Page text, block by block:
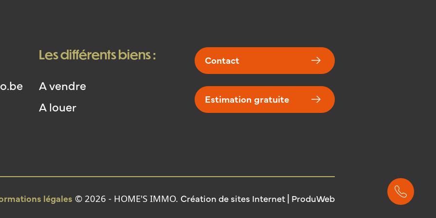
info@homes-immo.be !
Les différents biens :
A vendre
A louer
Contact
Estimation gratuite
légales © 2026 - HOME'S IMMO. Création de sites Internet | ProduWeb